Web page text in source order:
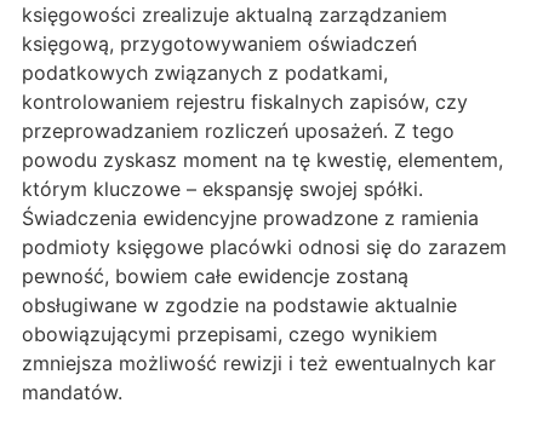
księgowości zrealizuje aktualną zarządzaniem
księgową, przygotowywaniem oświadczeń
podatkowych związanych z podatkami,
kontrolowaniem rejestru fiskalnych zapisów, czy
przeprowadzaniem rozliczeń uposażeń. Z tego
powodu zyskasz moment na tę kwestię, elementem,
którym kluczowe – ekspansję swojej spółki.
Świadczenia ewidencyjne prowadzone z ramienia
podmioty księgowe placówki odnosi się do zarazem
pewność, bowiem całe ewidencje zostaną
obsługiwane w zgodzie na podstawie aktualnie
obowiązującymi przepisami, czego wynikiem
zmniejsza możliwość rewizji i też ewentualnych kar
mandatów.